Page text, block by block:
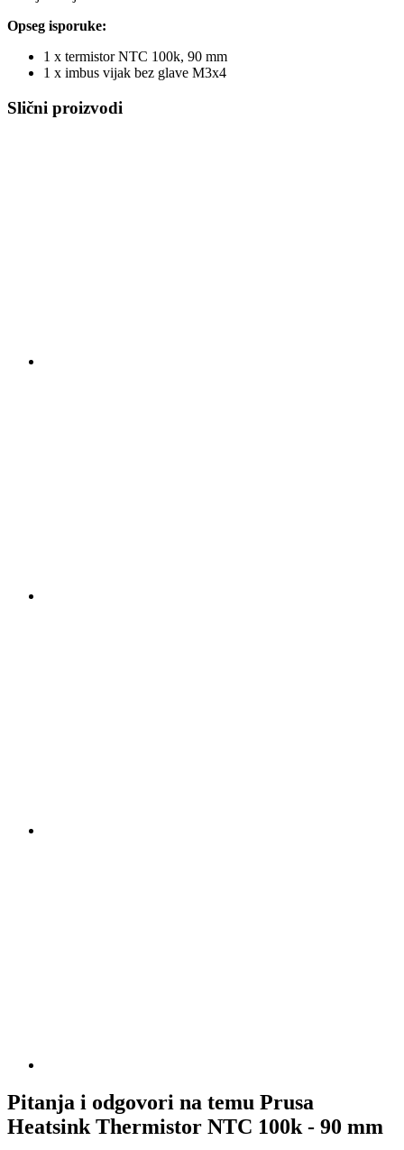
Opseg isporuke:
1 x termistor NTC 100k, 90 mm
1 x imbus vijak bez glave M3x4
Slični proizvodi
Pitanja i odgovori na temu Prusa
Heatsink Thermistor NTC 100k - 90 mm